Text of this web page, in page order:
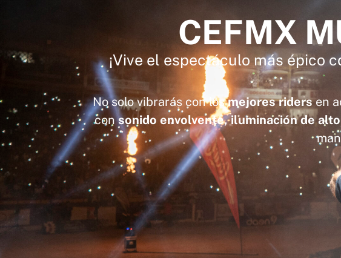
CEFMX
¡Vive el espectáculo más épico
No solo vibrarás con losmejores ridersen
consonido envolvente, iluminación de